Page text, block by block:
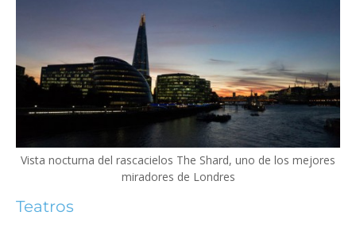
Vista nocturna del rascacielos The Shard, uno de los mejores
miradores de Londres
Teatros